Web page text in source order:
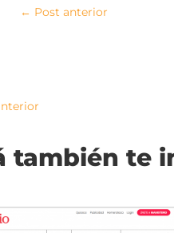
← Post anterior
también te